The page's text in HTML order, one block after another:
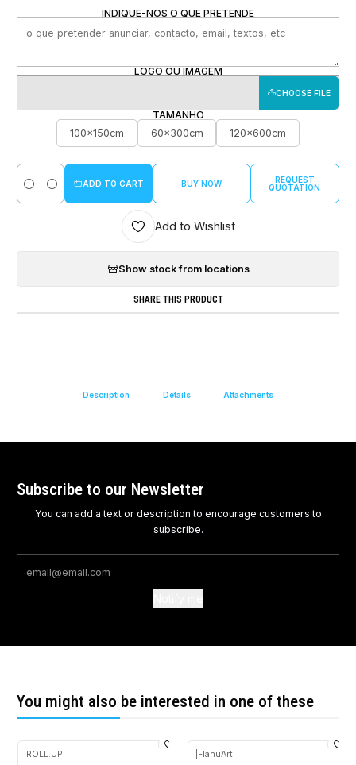
INDIQUE-NOS O QUE PRETENDE
LOGO OU IMAGEM
CHOOSE FILE
TAMANHO
100x150cm
60x300cm 120x600cm
Quantity
ADD TO CART BUY NOW
REQUEST
QUOTATION
Add to Wishlist
Show stock from locations
SHARE THIS PRODUCT
Description Details Attachments
Subscribe to our Newsletter
You can add a text or description to encourage customers to
subscribe.
You might also be interested in one of these
ROLL.UP FlanuArt